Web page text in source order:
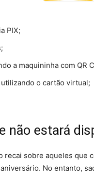
PIX;
a maquininha com QR
o cartão virtual;
não estará
recai sobre aqueles
No entanto,